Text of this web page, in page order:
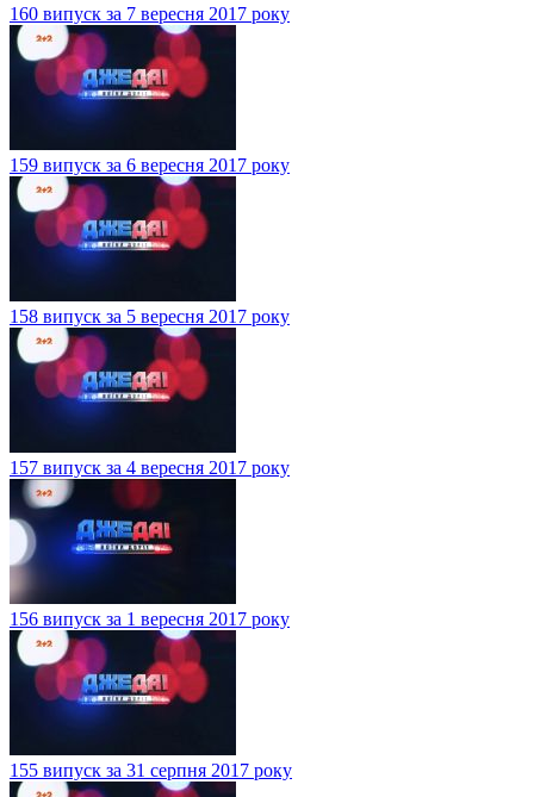
160 випуск за 7 вересня 2017 року
159 випуск за 6 вересня 2017 року
158 випуск за 5 вересня 2017 року
157 випуск за 4 вересня 2017 року
156 випуск за 1 вересня 2017 року
155 випуск за 31 серпня 2017 року